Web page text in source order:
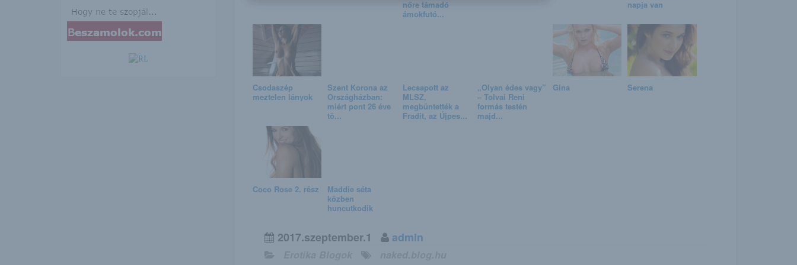
nőre támadó
ámokfutó...
napja van
Csodaszép
meztelen lányok
Szent Korona az
Országházban:
miért pont 26 éve
tö...
Lecsapott az
MLSZ,
megbüntették a
Fradit, az Újpes...
„Olyan édes vagy”
– Tolvai Reni
formás testén
majd...
Gina Serena
Coco Rose 2. rész
Maddie séta
közben
huncutkodik
2017.szeptember.1 admin